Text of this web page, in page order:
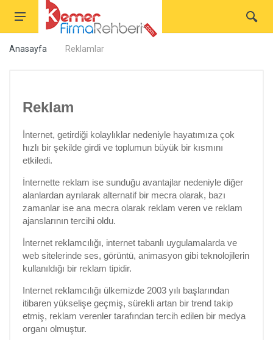
Anasayfa Reklamlar
Reklam
İnternet, getirdiği kolaylıklar nedeniyle hayatımıza çok
hızlı bir şekilde girdi ve toplumun büyük bir kısmını
etkiledi.
İnternette reklam ise sunduğu avantajlar nedeniyle diğer
alanlardan ayrılarak alternatif bir mecra olarak, bazı
zamanlar ise ana mecra olarak reklam veren ve reklam
ajanslarının tercihi oldu.
İnternet reklamcılığı, internet tabanlı uygulamalarda ve
web sitelerinde ses, görüntü, animasyon gibi teknolojilerin
kullanıldığı bir reklam tipidir.
Internet reklamcılığı ülkemizde 2003 yılı başlarından
itibaren yükselişe geçmiş, sürekli artan bir trend takip
etmiş, reklam verenler tarafından tercih edilen bir medya
organı olmuştur.